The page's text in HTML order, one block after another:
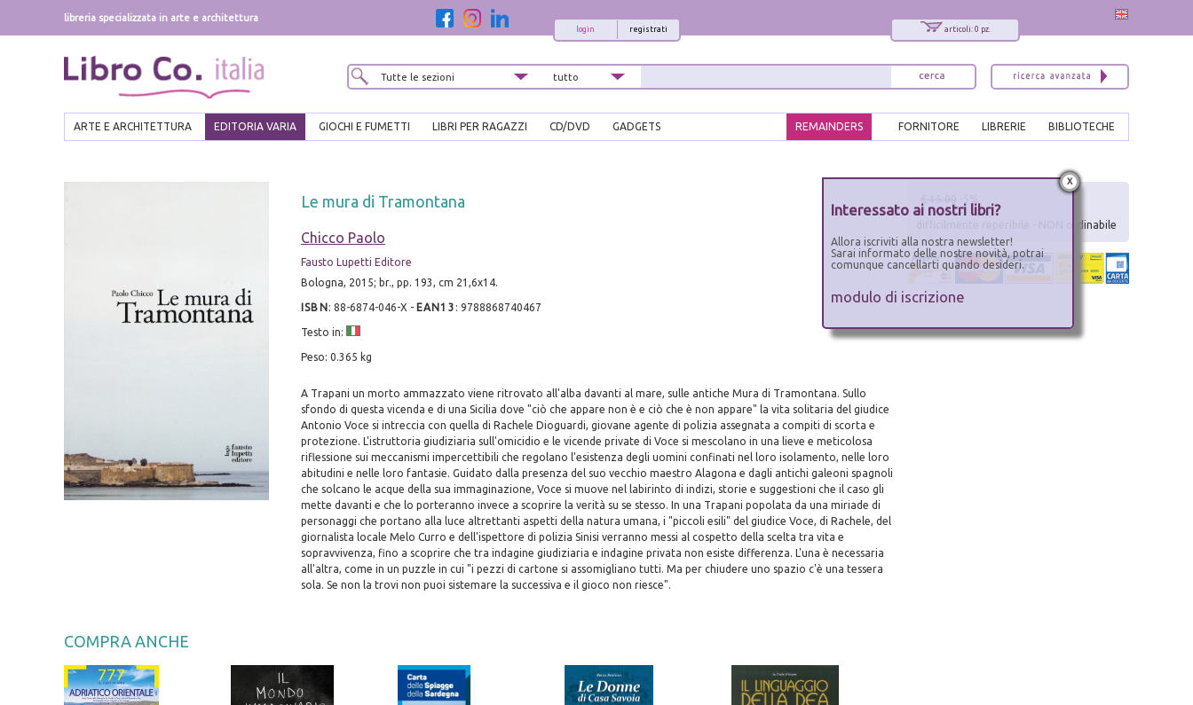
libreria specializzata in arte e architettura
articoli: 0 pz.
registrati
login
ARTE E ARCHITETTURA EDITORIA VARIA GIOCHI E FUMETTI LIBRI PER RAGAZZI CD/DVD GADGETS BIBLIOTECHE
LIBRERIE
FORNITORE
REMAINDERS
Le mura di Tramontana
Chicco Paolo
Fausto Lupetti Editore
Bologna, 2015; br., pp. 193, cm 21,6x14.
ISBN : 88-6874-046-X - EAN13 : 9788868740467
Testo in:
Peso: 0.365 kg
A Trapani un morto ammazzato viene ritrovato all'alba davanti al mare, sulle antiche Mura di Tramontana. Sullo
sfondo di questa vicenda e di una Sicilia dove "ciò che appare non è e ciò che è non appare" la vita solitaria del giudice
Antonio Voce si intreccia con quella di Rachele Dioguardi, giovane agente di polizia assegnata a compiti di scorta e
protezione. L'istruttoria giudiziaria sull'omicidio e le vicende private di Voce si mescolano in una lieve e meticolosa
riflessione sui meccanismi impercettibili che regolano l'esistenza degli uomini confinati nel loro isolamento, nelle loro
abitudini e nelle loro fantasie. Guidato dalla presenza del suo vecchio maestro Alagona e dagli antichi galeoni spagnoli
che solcano le acque della sua immaginazione, Voce si muove nel labirinto di indizi, storie e suggestioni che il caso gli
mette davanti e che lo porteranno invece a scoprire la verità su se stesso. In una Trapani popolata da una miriade di
personaggi che portano alla luce altrettanti aspetti della natura umana, i "piccoli esili" del giudice Voce, di Rachele, del
giornalista locale Melo Curro e dell'ispettore di polizia Sinisi verranno messi al cospetto della scelta tra vita e
sopravvivenza, fino a scoprire che tra indagine giudiziaria e indagine privata non esiste differenza. L'una è necessaria
all'altra, come in un puzzle in cui "i pezzi di cartone si assomigliano tutti. Ma per chiudere uno spazio c'è una tessera
sola. Se non la trovi non puoi sistemare la successiva e il gioco non riesce".
COMPRA ANCHE
difficilmente reperibile - NON ordinabile
x
Interessato ai nostri libri?
Allora iscriviti alla nostra newsletter!
Sarai informato delle nostre novità, potrai
comunque cancellarti quando desideri.
modulo di iscrizione